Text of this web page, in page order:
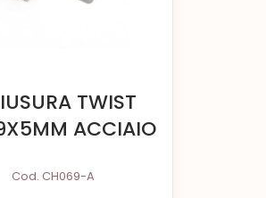
TWIST
ACCIAIO
Cod. CH069-A